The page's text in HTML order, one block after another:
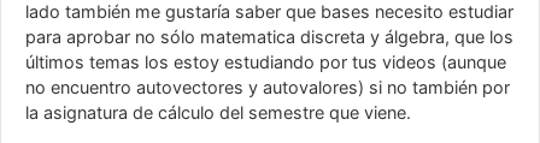
lado también me gustaría saber que bases necesito estudiar
para aprobar no sólo matematica discreta y álgebra, que los
últimos temas los estoy estudiando por tus videos (aunque
no encuentro autovectores y autovalores) si no también por
la asignatura de cálculo del semestre que viene.